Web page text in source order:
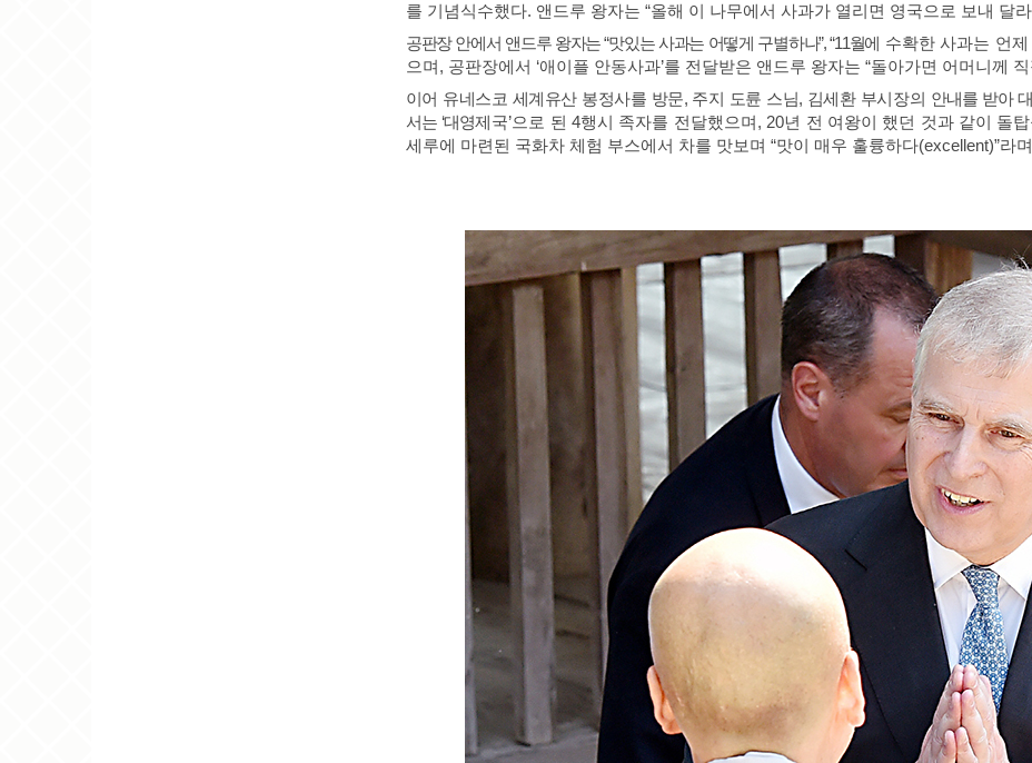
를 기념식수했다. 앤드루 왕자는 “올해 이 나무에서 사과가 열리면 영국으로 보내 달라
공판장 안에서 앤드루 왕자는“맛있는 사과는 어떻게 구별하나”, “11 월에 수확한 사과는 언
으며 , 공판장에서 ‘애이플 안동사과’를 전달받은 앤드루 왕자는 “돌아가면 어머니께
이어 유네스코 세계유산 봉정사를 방문, 주지 도륜 스님, 김세환 부시장의 안내를 받아
서는 ‘대영제국’으로 된4행시 족자를 전달했으며 , 20년 전 여왕이 했던 것과 같이 돌
세루에 마련된 국화차 체험 부스에서 차를 맛보며 “맛이 매우 훌륭하다(excellent)”라